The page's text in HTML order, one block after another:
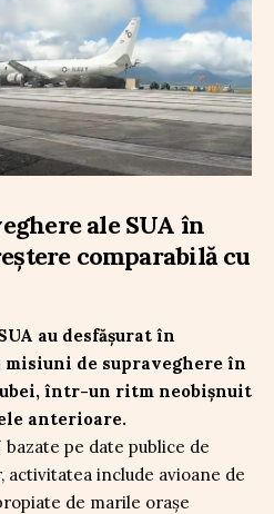
ale SUA în
comparabilă cu
au desfășurat în
de supraveghere în
într-un ritm neobișnuit
anterioare.
pe date publice de
include avioane de
de marile orașe